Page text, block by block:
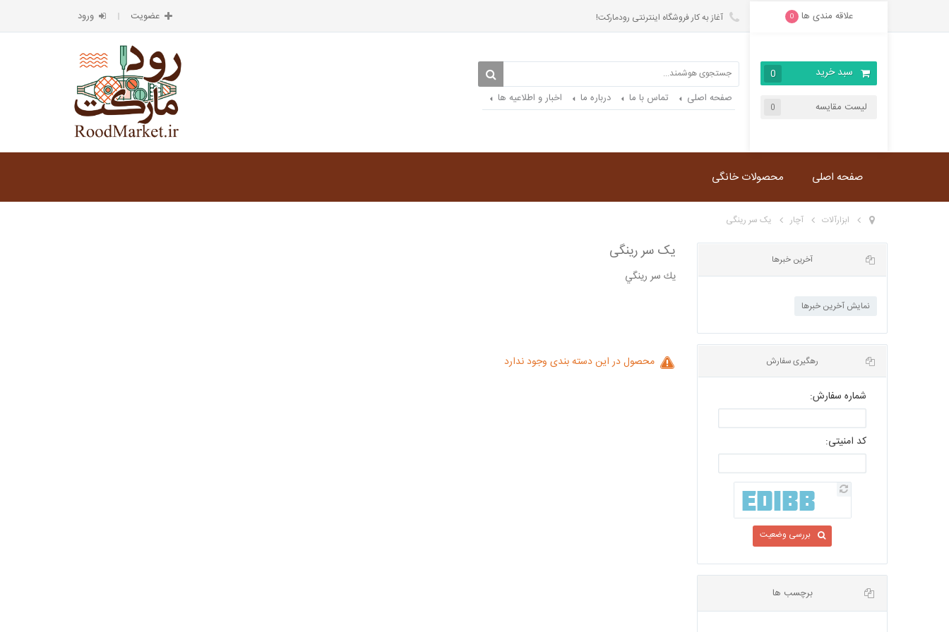
علاقه مندی ها 0 آغاز به کار فروشگاه اینترنتی رودمارکت! عضویت ورود
سبد خرید 0
لیست مقایسه 0
صفحه اصلی تماس با ما درباره ما اخبار و اطلاعیه ها
صفحه اصلی محصولات خانگی
ابزارآلات آچار یک سر رینگی
نمایش آخرین خبرها
رهگیری سفارششماره سفارش:
کد امنیتی:
بررسی وضعیت
برچسب ها
یک سر رینگی يك سر رينگي
محصول در این دسته بندی وجود ندارد